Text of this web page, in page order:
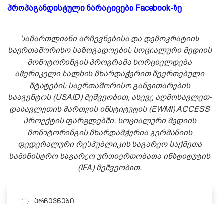
პროპაგანდისტული ნარატივები Facebook-ზე
სამართლიანი არჩევნებისა და დემოკრატიის
საერთაშორისო საზოგადოების სოციალური მედიის
მონიტორინგის პროგრამა ხორციელდება
ამერიკელი ხალხის მხარდაჭერით შეერთებული
შტატების საერთაშორისო განვითარების
სააგენტოს (USAID) მეშვეობით, ასევე აღმოსავლეთ-
დასავლეთის მართვის ინსტიტუტის (EWMI) ACCESS
პროექტის ფარგლებში. სოციალური მედიის
მონიტორინგის მხარდამჭერია გერმანიის
ფედერალური რესპუბლიკის საგარეო საქმეთა
სამინისტრო საგარეო ურთიერთობათა ინსტიტუტის
(IFA) მეშვეობით.
არჩევნები